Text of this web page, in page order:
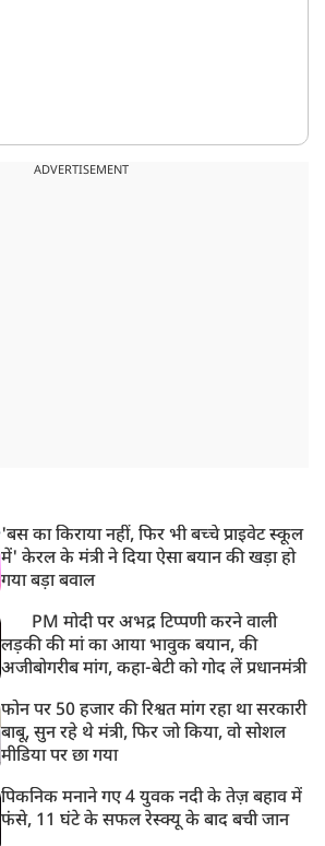
ADVERTISEMENT
'बस का किराया नहीं, फिर भी बच्चे प्राइवेट स्कूल
में' केरल के मंत्री ने दिया ऐसा बयान की खड़ा हो
गया बड़ा बवाल
PM मोदी पर अभद्र टिप्पणी करने वाली
लड़की की मां का आया भावुक बयान, की
अजीबोगरीब मांग, कहा-बेटी को गोद लें प्रधानमंत्री
फोन पर 50 हजार की रिश्वत मांग रहा था सरकारी
बाबू, सुन रहे थे मंत्री, फिर जो किया, वो सोशल
मीडिया पर छा गया
पिकनिक मनाने गए 4 युवक नदी के तेज़ बहाव में
फंसे, 11 घंटे के सफल रेस्क्यू के बाद बची जान